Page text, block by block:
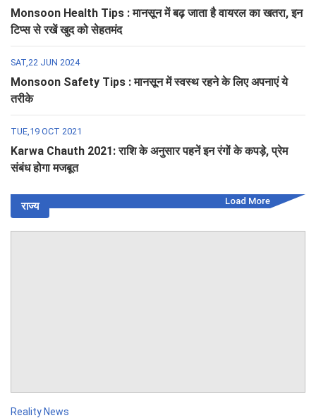
Monsoon Health Tips : मानसून में बढ़ जाता है वायरल का खतरा, इन
टिप्स से रखें खुद को सेहतमंद
SAT,22 JUN 2024
Monsoon Safety Tips : मानसून में स्वस्थ रहने के लिए अपनाएं ये
तरीके
TUE,19 OCT 2021
Karwa Chauth 2021: राशि के अनुसार पहनें इन रंगों के कपड़े, प्रेम
संबंध होगा मजबूत
राज्य Load More
Reality News